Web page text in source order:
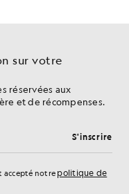
sur votre
réservées aux
et de récompenses.
S'inscrire
accepté notre politique de